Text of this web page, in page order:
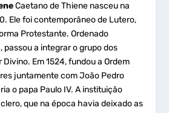
Caetano de Thiene nasceu na
Ele foi contemporâneo de Lutero,
Protestante. Ordenado
passou a integrar o grupo dos
Em 1524, fundou a Ordem
juntamente com João Pedro
o papa Paulo IV. A instituição
que na época havia deixado as